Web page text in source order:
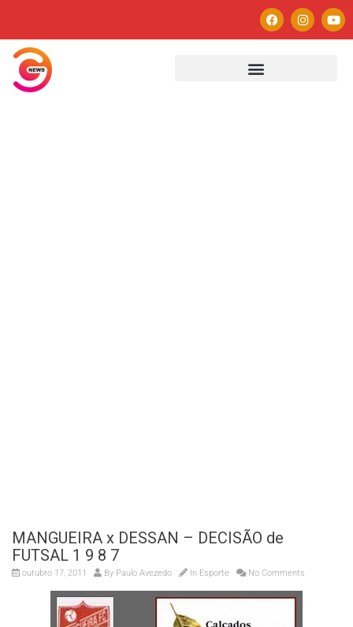
MANGUEIRA x DESSAN – DECISÃO de
FUTSAL 1 9 8 7
outubro 17, 2011 By Paulo Avezedo In Esporte No Comments